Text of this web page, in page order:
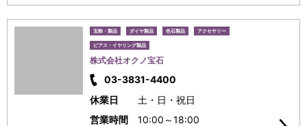
宝飾・製品 ダイヤ製品 色石製品 アクセサリー
ピアス・イヤリング製品
株式会社オクノ宝石
03-3831-4400
休業日
土・日・祝日
営業時間
10:00～18:00